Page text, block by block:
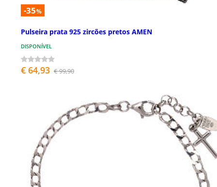
-35%
Pulseira prata 925 zircões pretos AMEN
DISPONÍVEL
€ 64,93 € 99,90